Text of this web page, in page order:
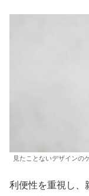
見たことないデザインの
利便性を重視し、